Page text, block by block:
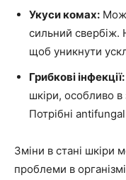
Укуси комах:
сильний свербіж.
щоб уникнути
Грибкові інфекції:
шкіри, особливо в
Потрібні
Зміни в стані шкіри
проблеми в